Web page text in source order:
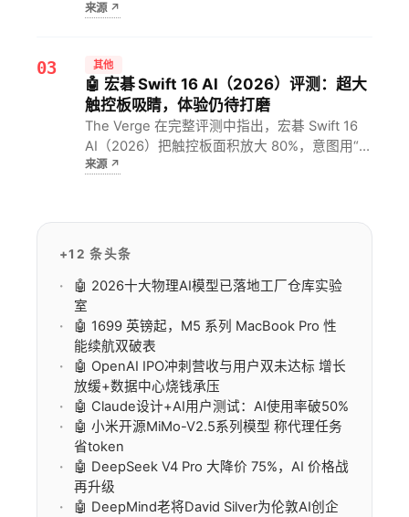
xAI并列首批合规供应商。对谷歌云而言，这意
来源↗
03 其他
🤖 宏碁 Swift 16 AI（2026）评测：超大
触控板吸睛，体验仍待打磨
The Verge 在完整评测中指出，宏碁 Swift 16
AI（2026）把触控板面积放大 80%，意图用“手
势全域”替代传统鼠标。对追求极致便携的创作
来源↗
+12 条头条
🤖 2026十大物理AI模型已落地工厂仓库实验
室
🤖 1699 英镑起，M5 系列 MacBook Pro 性
能续航双破表
🤖 OpenAI IPO冲刺营收与用户双未达标 增长
放缓+数据中心烧钱承压
🤖 Claude设计+AI用户测试：AI使用率破50%
🤖 小米开源MiMo-V2.5系列模型 称代理任务
省token
🤖 DeepSeek V4 Pro 大降价 75%，AI 价格战
再升级
🤖 DeepMind老将David Silver为伦敦AI创企